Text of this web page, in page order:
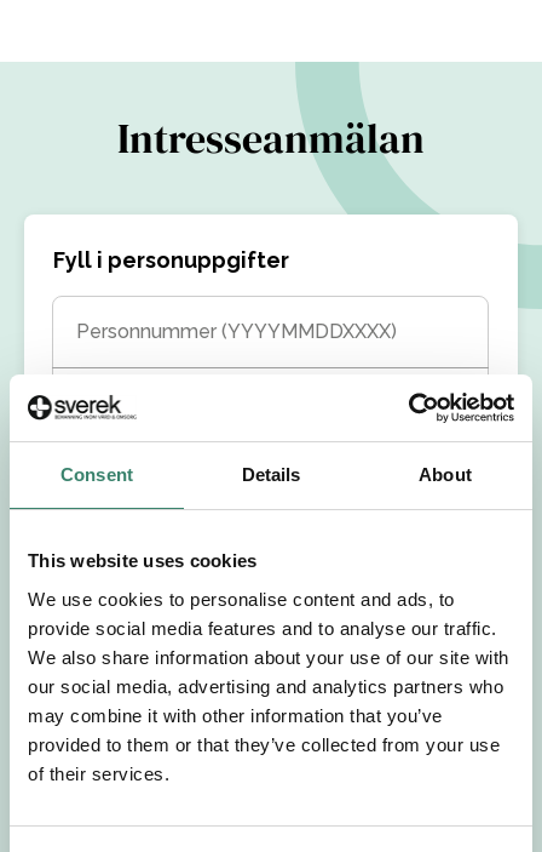
Consent Details About
This website uses cookies
We use cookies to personalise content and ads, to
provide social media features and to analyse our traffic.
We also share information about your use of our site with
our social media, advertising and analytics partners who
may combine it with other information that you’ve
provided to them or that they’ve collected from your use
of their services.
Intresseanmälan
Fyll i personuppgifter
Personnummer (YYYYMMDDXXXX)
Förnamn
Efternamn
Välj önskat arbetsområde
Välj önskad anställningsform
E-post